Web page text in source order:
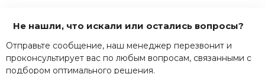
Не нашли, что искали или остались вопросы?
Отправьте сообщение, наш менеджер перезвонит и
проконсультирует вас по любым вопросам, связанными с
подбором оптимального решения.